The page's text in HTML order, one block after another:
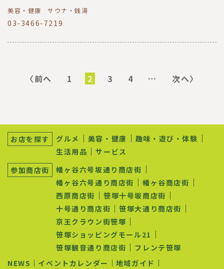
美容・健康 サウナ・銭湯
03-3466-7219
前
〈前へ ペ
1 カ
レ
ー
ジ
2 ペ
3 ペ
4 … 次
次へ〉
サ
ナ
ゲ
ー
お店を探す グルメ 美容・健康
趣味・遊び・体験
生活用品
サービス
参加商店街
幡ヶ谷六号坂通り商店街
幡ヶ谷六号通り商店街
幡ヶ谷商店街
西原商店街
笹塚十号坂商店街
十号通り商店街
笹塚大通り商店街
京王クラウン街笹塚
笹塚ショッピングモール21
笹塚観音通り商店街
フレンテ笹塚
NEWS
イベントカレンダー
地域ガイド